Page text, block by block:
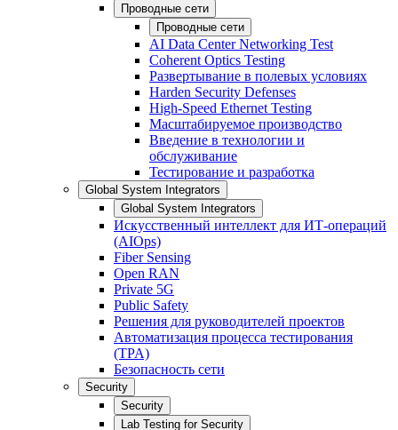
Проводные сети
Проводные сети
AI Data Center Networking Test
Coherent Optics Testing
Развертывание в полевых условиях
Harden Security Defenses
High-Speed Ethernet Testing
Масштабируемое производство
Введение в технологии и
обслуживание
Тестирование и разработка
Global System Integrators
Global System Integrators
Искусственный интеллект для ИТ-операций
(AIOps)
Fiber Sensing
Open RAN
Private 5G
Public Safety
Решения для руководителей проектов
Автоматизация процесса тестирования
(TPA)
Безопасность сети
Security
Security
Lab Testing for Security